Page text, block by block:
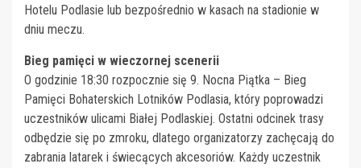
Hotelu Podlasie lub bezpośrednio w kasach na stadionie w
dniu meczu.
Bieg pamięci w wieczornej scenerii
O godzinie 18:30 rozpocznie się 9. Nocna Piątka – Bieg
Pamięci Bohaterskich Lotników Podlasia, który poprowadzi
uczestników ulicami Białej Podlaskiej. Ostatni odcinek trasy
odbędzie się po zmroku, dlatego organizatorzy zachęcają do
zabrania latarek i świecących akcesoriów. Każdy uczestnik